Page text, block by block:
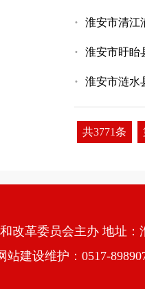
· 淮安市清江
· 淮安市盱眙
· 淮安市涟水
共3771条
改革委员会主办 地址：
站建设维护：0517-